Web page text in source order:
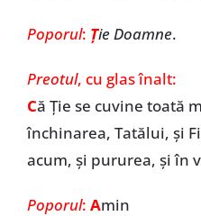
Poporul: Ție Doamne.
Preotul, cu glas înalt:
Că Ție se cuvine toată
închinarea, Tatălui, și
acum, și pururea, și în
Poporul: Amin